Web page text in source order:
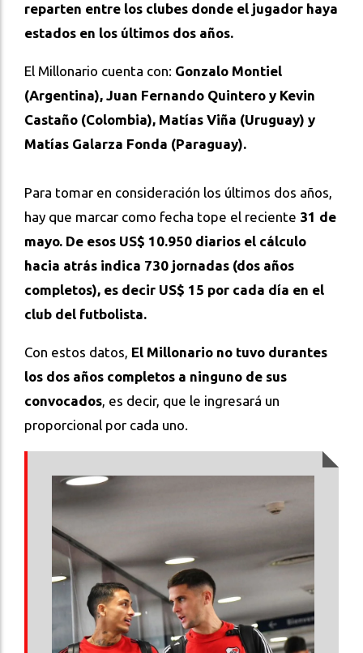
reparten entre los clubes donde el jugador haya
estados en los últimos dos años.
El Millonario cuenta con: Gonzalo Montiel
(Argentina), Juan Fernando Quintero y Kevin
Castaño (Colombia), Matías Viña (Uruguay) y
Matías Galarza Fonda (Paraguay).
Para tomar en consideración los últimos dos años,
hay que marcar como fecha tope el reciente 31 de
mayo. De esos US$ 10.950 diarios el cálculo
hacia atrás indica 730 jornadas (dos años
completos), es decir US$ 15 por cada día en el
club del futbolista.
Con estos datos, El Millonario no tuvo durantes
los dos años completos a ninguno de sus
convocados, es decir, que le ingresará un
proporcional por cada uno.